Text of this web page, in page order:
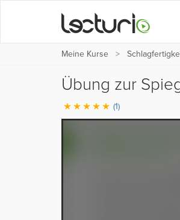
Meine Kurse
Übung zur
(1)